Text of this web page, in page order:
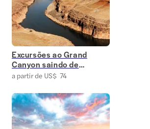
Excursões ao Grand
Canyon saindo de
Las Vegas
a partir de US$ 74